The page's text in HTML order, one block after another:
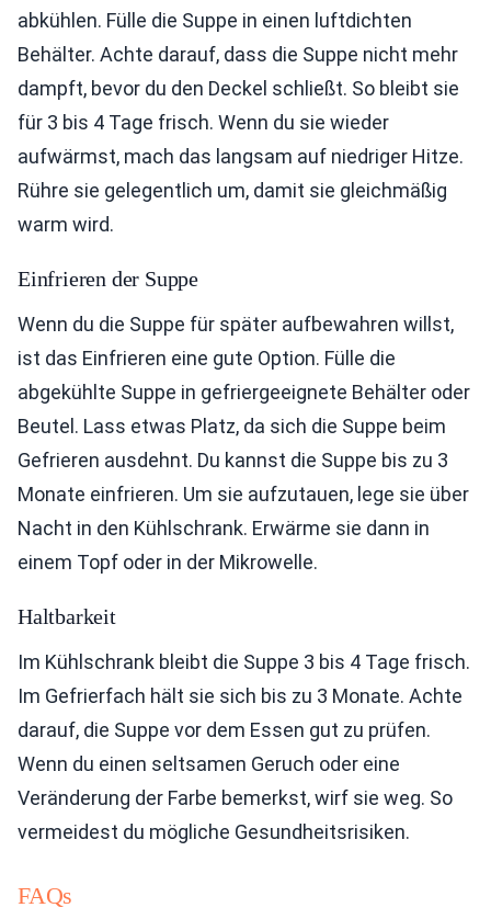
abkühlen. Fülle die Suppe in einen luftdichten
Behälter. Achte darauf, dass die Suppe nicht mehr
dampft, bevor du den Deckel schließt. So bleibt sie
für 3 bis 4 Tage frisch. Wenn du sie wieder
aufwärmst, mach das langsam auf niedriger Hitze.
Rühre sie gelegentlich um, damit sie gleichmäßig
warm wird.
Einfrieren der Suppe
Wenn du die Suppe für später aufbewahren willst,
ist das Einfrieren eine gute Option. Fülle die
abgekühlte Suppe in gefriergeeignete Behälter oder
Beutel. Lass etwas Platz, da sich die Suppe beim
Gefrieren ausdehnt. Du kannst die Suppe bis zu 3
Monate einfrieren. Um sie aufzutauen, lege sie über
Nacht in den Kühlschrank. Erwärme sie dann in
einem Topf oder in der Mikrowelle.
Haltbarkeit
Im Kühlschrank bleibt die Suppe 3 bis 4 Tage frisch.
Im Gefrierfach hält sie sich bis zu 3 Monate. Achte
darauf, die Suppe vor dem Essen gut zu prüfen.
Wenn du einen seltsamen Geruch oder eine
Veränderung der Farbe bemerkst, wirf sie weg. So
vermeidest du mögliche Gesundheitsrisiken.
FAQs